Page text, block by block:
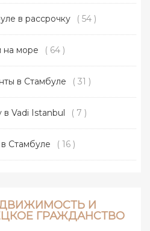
в рассрочку ( 54 )
на море ( 64 )
в Стамбуле ( 31 )
Vadi Istanbul ( 7 )
Стамбуле ( 16 )
И
ГРАЖДАНСТВО